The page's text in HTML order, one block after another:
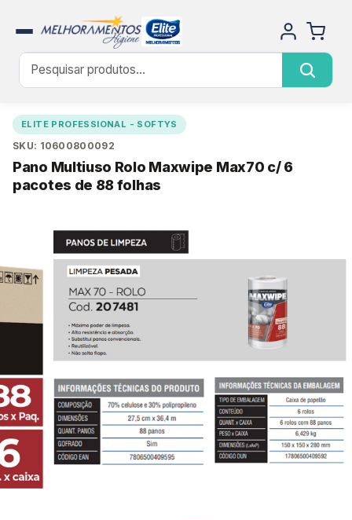
ELITE PROFESSIONAL - SOFTYS
SKU: 10600800092
Pano Multiuso Rolo Maxwipe Max70 c/ 6
pacotes de 88 folhas